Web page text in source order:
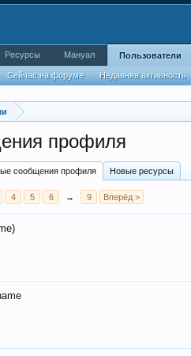
профиля
сообщения профиля Новые ресурсы
4 5 6 → 9 Вперёд >
Ресурсы Мануал Пользователи
Сейчас на форуме Недавняя активность